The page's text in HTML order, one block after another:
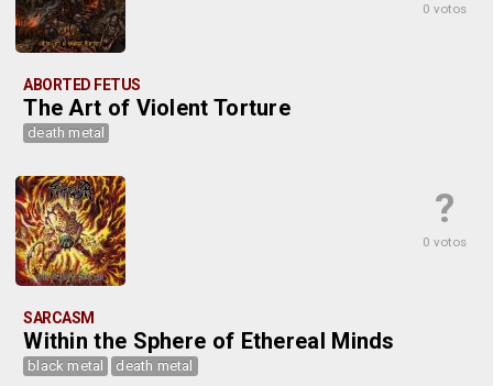
0 votos
ABORTED FETUS
The Art of Violent Torture
death metal
?
0 votos
SARCASM
Within the Sphere of Ethereal Minds
black metal death metal